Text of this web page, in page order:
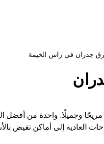
جدران في راس الخيمة
مريحًا وجميلًا. واحدة من
العادية إلى أماكن تفيض